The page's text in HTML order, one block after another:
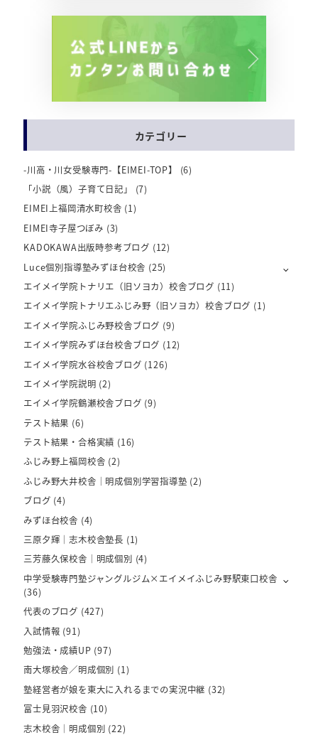
カテゴリー
-川高・川女受験専門-【EIMEI-TOP】
(6)
「小説（風）子育て日記」
(7)
EIMEI上福岡清水町校舎 (1)
EIMEI寺子屋つぼみ (3)
KADOKAWA出版時参考ブログ (12)
Luce個別指導塾みずほ台校舎 (25)
エイメイ学院トナリエ（旧ソヨカ）校舎ブログ (11)
エイメイ学院トナリエふじみ野（旧ソヨカ）校舎ブログ (1)
エイメイ学院ふじみ野校舎ブログ (9)
エイメイ学院みずほ台校舎ブログ (12)
エイメイ学院水谷校舎ブログ (126)
エイメイ学院説明 (2)
エイメイ学院鶴瀬校舎ブログ (9)
テスト結果 (6)
テスト結果・合格実績 (16)
ふじみ野上福岡校舎 (2)
ふじみ野大井校舎｜明成個別学習指導塾 (2)
ブログ (4)
みずほ台校舎 (4)
三原夕輝｜志木校舎塾長 (1)
三芳藤久保校舎｜明成個別 (4)
中学受験専門塾ジャングルジム×エイメイふじみ野駅東口校舎
(36)
代表のブログ (427)
入試情報 (91)
勉強法・成績UP (97)
南大塚校舎／明成個別 (1)
塾経営者が娘を東大に入れるまでの実況中継 (32)
富士見羽沢校舎 (10)
志木校舎｜明成個別 (22)